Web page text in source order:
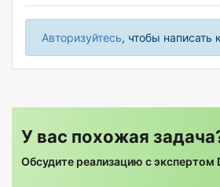
Авторизуйтесь, чтобы написать
У вас похожая
Обсудите реализацию с экспертом